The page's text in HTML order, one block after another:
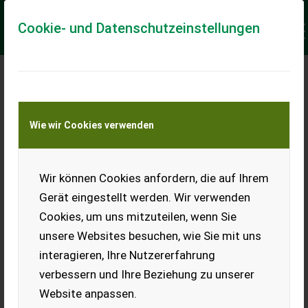
Cookie- und Datenschutzeinstellungen
Wie wir Cookies verwenden
Wir können Cookies anfordern, die auf Ihrem
Gerät eingestellt werden. Wir verwenden
Cookies, um uns mitzuteilen, wenn Sie
unsere Websites besuchen, wie Sie mit uns
interagieren, Ihre Nutzererfahrung
verbessern und Ihre Beziehung zu unserer
Website anpassen.
Meine Transportkostenanfrage
Transport von Land- und Baumaschinen –
KEINE Tiertransporte
Ladeort
Ort